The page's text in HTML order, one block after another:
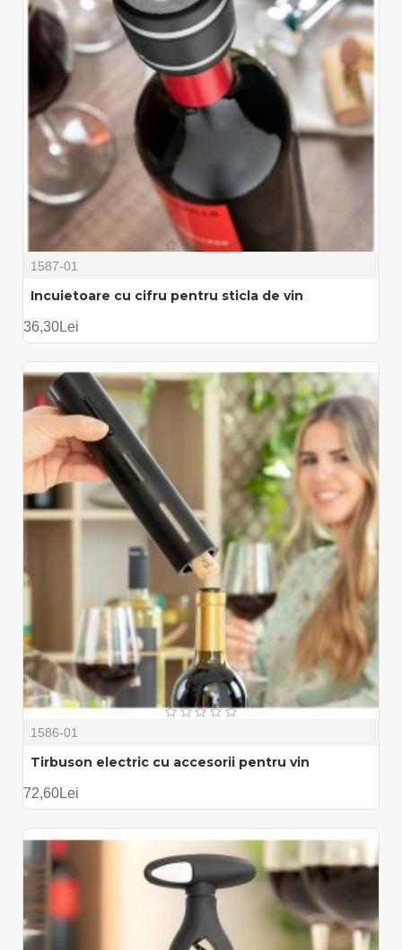
1587-01
Incuietoare cu cifru pentru sticla de vin
36,30Lei
1586-01
Tirbuson electric cu accesorii pentru vin
72,60Lei